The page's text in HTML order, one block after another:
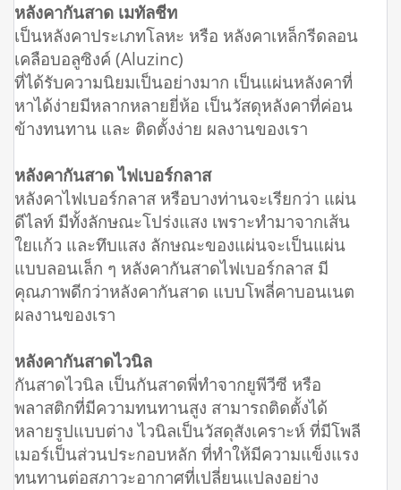
หลังคากันสาด เมทัลชีท
เป็นหลังคาประเภทโลหะ หรือ หลังคาเหล็กรีดลอน
เคลือบอลูซิงค์ (Aluzinc)
ที่ได้รับความนิยมเป็นอย่างมาก เป็นแผ่นหลังคาที่
หาได้ง่ายมีหลากหลายยี่ห้อ เป็นวัสดุหลังคาที่ค่อน
ข้างทนทาน และ ติดตั้งง่าย ผลงานของเรา
หลังคากันสาด ไฟเบอร์กลาส
หลังคาไฟเบอร์กลาส หรือบางท่านจะเรียกว่า แผ่น
ดีไลท์ มีทั้งลักษณะโปร่งแสง เพราะทำมาจากเส้น
ใยเเก้ว และทึบแสง ลักษณะของแผ่นจะเป็นแผ่น
แบบลอนเล็ก ๆ หลังคากันสาดไฟเบอร์กลาส มี
คุณภาพดีกว่าหลังคากันสาด แบบโพลี่คาบอนเนต
ผลงานของเรา
หลังคากันสาดไวนิล
กันสาดไวนิล เป็นกันสาดพี่ทำจากยูพีวีซี หรือ
พลาสติกที่มีความทนทานสูง สามารถติดตั้งได้
หลายรูปแบบต่าง ไวนิลเป็นวัสดุสังเคราะห์ ที่มีโพลี
เมอร์เป็นส่วนประกอบหลัก ที่ทำให้มีความแข็งแรง
ทนทานต่อสภาวะอากาศที่เปลี่ยนแปลงอย่าง